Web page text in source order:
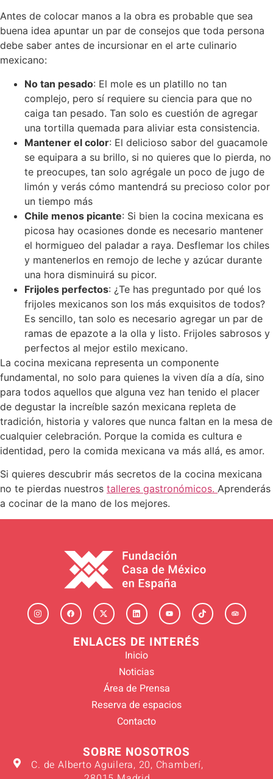
Antes de colocar manos a la obra es probable que sea
buena idea apuntar un par de consejos que toda persona
debe saber antes de incursionar en el arte culinario
mexicano:
No tan pesado: El mole es un platillo no tan
complejo, pero sí requiere su ciencia para que no
caiga tan pesado. Tan solo es cuestión de agregar
una tortilla quemada para aliviar esta consistencia.
Mantener el color: El delicioso sabor del guacamole
se equipara a su brillo, si no quieres que lo pierda, no
te preocupes, tan solo agrégale un poco de jugo de
limón y verás cómo mantendrá su precioso color por
un tiempo más
Chile menos picante: Si bien la cocina mexicana es
picosa hay ocasiones donde es necesario mantener
el hormigueo del paladar a raya. Desflemar los chiles
y mantenerlos en remojo de leche y azúcar durante
una hora disminuirá su picor.
Frijoles perfectos: ¿Te has preguntado por qué los
frijoles mexicanos son los más exquisitos de todos?
Es sencillo, tan solo es necesario agregar un par de
ramas de epazote a la olla y listo. Frijoles sabrosos y
perfectos al mejor estilo mexicano.
La cocina mexicana representa un componente
fundamental, no solo para quienes la viven día a día, sino
para todos aquellos que alguna vez han tenido el placer
de degustar la increíble sazón mexicana repleta de
tradición, historia y valores que nunca faltan en la mesa de
cualquier celebración. Porque la comida es cultura e
identidad, pero la comida mexicana va más allá, es amor.
Si quieres descubrir más secretos de la cocina mexicana
no te pierdas nuestros talleres gastronómicos. Aprenderás
a cocinar de la mano de los mejores.
ENLACES DE INTERÉS
Inicio
Noticias
Área de Prensa
Reserva de espacios
Contacto
SOBRE NOSOTROS
C. de Alberto Aguilera, 20, Chamberí,